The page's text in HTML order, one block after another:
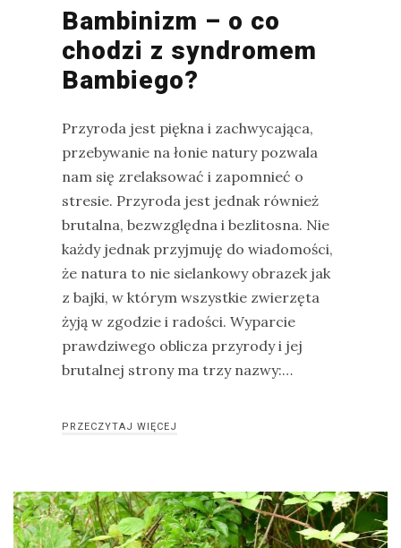
Bambinizm – o co
chodzi z syndromem
Bambiego?
Przyroda jest piękna i zachwycająca,
przebywanie na łonie natury pozwala
nam się zrelaksować i zapomnieć o
stresie. Przyroda jest jednak również
brutalna, bezwzględna i bezlitosna. Nie
każdy jednak przyjmuję do wiadomości,
że natura to nie sielankowy obrazek jak
z bajki, w którym wszystkie zwierzęta
żyją w zgodzie i radości. Wyparcie
prawdziwego oblicza przyrody i jej
brutalnej strony ma trzy nazwy:…
PRZECZYTAJ WIĘCEJ